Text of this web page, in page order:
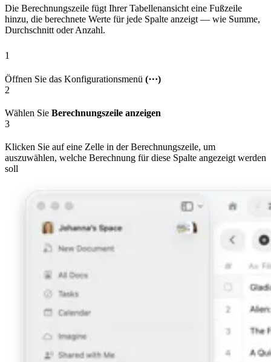
Die Berechnungszeile fügt Ihrer Tabellenansicht eine Fußzeile
hinzu, die berechnete Werte für jede Spalte anzeigt — wie Summe,
Durchschnitt oder Anzahl.
1
Öffnen Sie das Konfigurationsmenü (⋯)
2
Wählen Sie Berechnungszeile anzeigen
3
Klicken Sie auf eine Zelle in der Berechnungszeile, um
auszuwählen, welche Berechnung für diese Spalte angezeigt werden
soll